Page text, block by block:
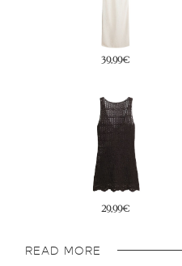
69€
29,99€
READ MORE